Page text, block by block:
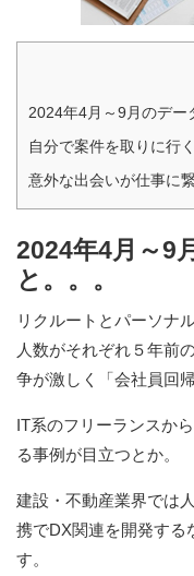
2024年4月～9月のデー
自分で案件を取りに行
意外な出会いが仕事に
2024年4月～9
と。。。
リクルートとパーソナ
人数がそれぞれ５年前
争が激しく「会社員回
IT系のフリーランスか
る事例が目立つとか。
建設・不動産業界では
携でDX関連を開発する
す。